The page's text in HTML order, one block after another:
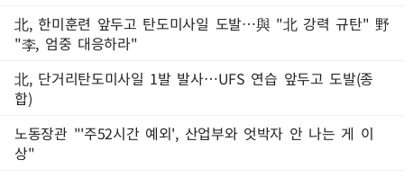
北, 한미훈련 앞두고 탄도미사일 도발…與 "北 강력 규탄" 野
"李, 엄중 대응하라"
北, 단거리탄도미사일 1발 발사…UFS 연습 앞두고 도발(종
합)
노동장관 "'주52시간 예외', 산업부와 엇박자 안 나는 게 이
상"